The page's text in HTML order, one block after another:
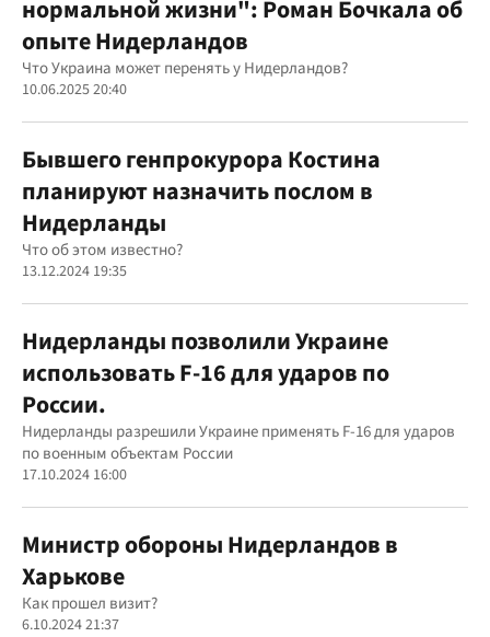
нормальной жизни": Роман Бочкала об
опыте Нидерландов
Что Украина может перенять у Нидерландов?
10.06.2025 20:40
Бывшего генпрокурора Костина
планируют назначить послом в
Нидерланды
Что об этом известно?
13.12.2024 19:35
Нидерланды позволили Украине
использовать F-16 для ударов по
России.
Нидерланды разрешили Украине применять F-16 для ударов
по военным объектам России
17.10.2024 16:00
Министр обороны Нидерландов в
Харькове
Как прошел визит?
6.10.2024 21:37